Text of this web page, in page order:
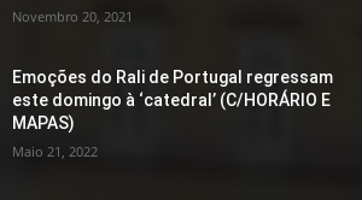
Novembro 20, 2021
Emoções do Rali de Portugal regressam
este domingo à ‘catedral’ (C/HORÁRIO E
MAPAS)
Maio 21, 2022